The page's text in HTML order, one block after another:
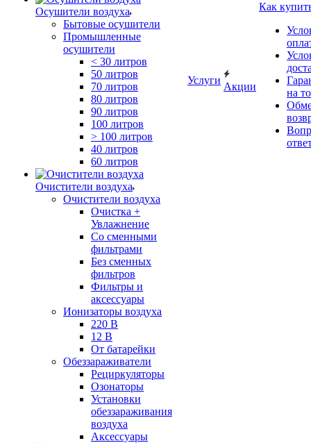
Осушители воздуха
Бытовые осушители
Промышленные
осушители
< 30 литров
50 литров
70 литров
80 литров
90 литров
100 литров
> 100 литров
40 литров
60 литров
Очистители воздуха
Очистители воздуха
Очистка +
Увлажнение
Cо сменными
фильтрами
Без сменных
фильтров
Фильтры и
аксессуары
Ионизаторы воздуха
220 В
12 В
От батарейки
Обеззараживатели
Рециркуляторы
Озонаторы
Установки
обеззараживания
воздуха
Аксессуары
Услуги
Акции
Как
на